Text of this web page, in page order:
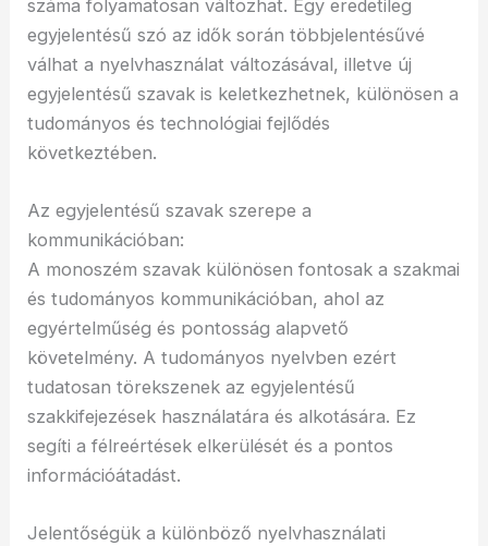
száma folyamatosan változhat. Egy eredetileg
egyjelentésű szó az idők során többjelentésűvé
válhat a nyelvhasználat változásával, illetve új
egyjelentésű szavak is keletkezhetnek, különösen a
tudományos és technológiai fejlődés
következtében.
Az egyjelentésű szavak szerepe a
kommunikációban:
A monoszém szavak különösen fontosak a szakmai
és tudományos kommunikációban, ahol az
egyértelműség és pontosság alapvető
követelmény. A tudományos nyelvben ezért
tudatosan törekszenek az egyjelentésű
szakkifejezések használatára és alkotására. Ez
segíti a félreértések elkerülését és a pontos
információátadást.
Jelentőségük a különböző nyelvhasználati